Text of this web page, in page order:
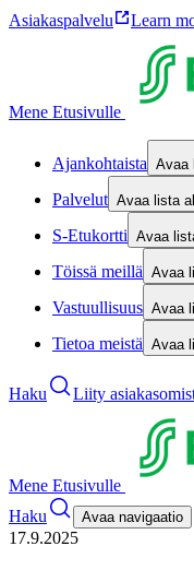
Asiakaspalvelu Learn
Mene Etusivulle
Ajankohtaista Avaa
Palvelut Avaa lista
S-Etukortti Avaa
Töissä meillä Avaa
Vastuullisuus Avaa
Tietoa meistä Avaa
Haku Liity
Mene Etusivulle
Haku
Avaa navigaatio
17.9.2025